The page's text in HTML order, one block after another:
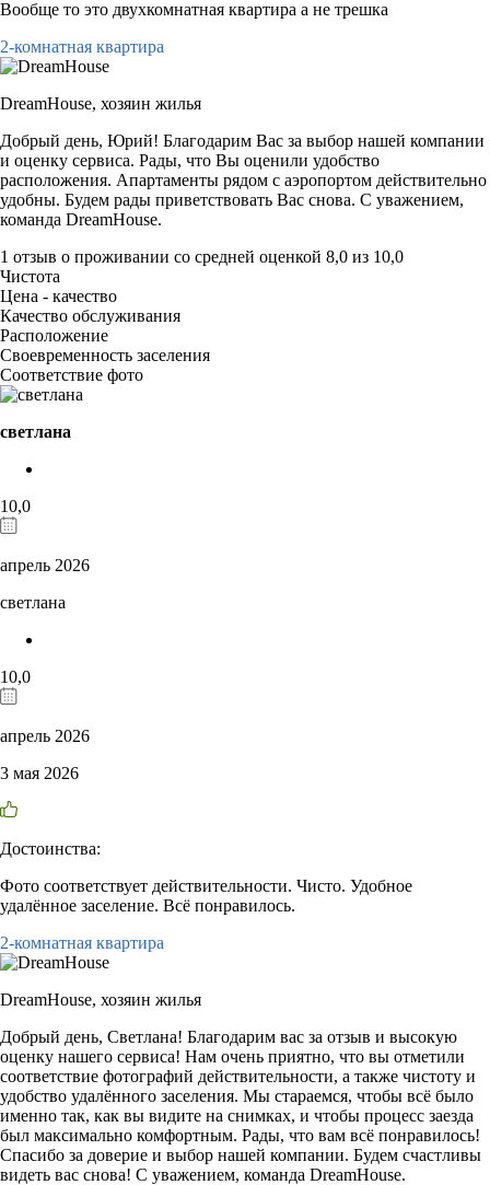
Вообще то это двухкомнатная квартира а не трешка
2-комнатная квартира
DreamHouse, хозяин жилья
Добрый день, Юрий! Благодарим Вас за выбор нашей компании
и оценку сервиса. Рады, что Вы оценили удобство
расположения. Апартаменты рядом с аэропортом действительно
удобны. Будем рады приветствовать Вас снова. С уважением,
команда DreamHouse.
1 отзыв о проживании со средней оценкой 8,0 из 10,0
Чистота
Цена - качество
Качество обслуживания
Расположение
Своевременность заселения
Соответствие фото
светлана
10,0
апрель 2026
светлана
10,0
апрель 2026
3 мая 2026
Достоинства:
Фото соответствует действительности. Чисто. Удобное
удалённое заселение. Всё понравилось.
2-комнатная квартира
DreamHouse, хозяин жилья
Добрый день, Светлана! Благодарим вас за отзыв и высокую
оценку нашего сервиса! Нам очень приятно, что вы отметили
соответствие фотографий действительности, а также чистоту и
удобство удалённого заселения. Мы стараемся, чтобы всё было
именно так, как вы видите на снимках, и чтобы процесс заезда
был максимально комфортным. Рады, что вам всё понравилось!
Спасибо за доверие и выбор нашей компании. Будем счастливы
видеть вас снова! С уважением, команда DreamHouse.